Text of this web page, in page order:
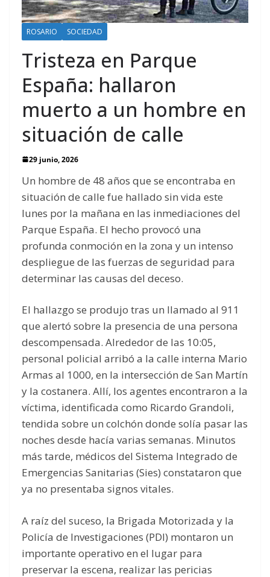
ROSARIO SOCIEDAD
Tristeza en Parque
España: hallaron
muerto a un hombre en
situación de calle
29 junio, 2026
Un hombre de 48 años que se encontraba en
situación de calle fue hallado sin vida este
lunes por la mañana en las inmediaciones del
Parque España. El hecho provocó una
profunda conmoción en la zona y un intenso
despliegue de las fuerzas de seguridad para
determinar las causas del deceso.
El hallazgo se produjo tras un llamado al 911
que alertó sobre la presencia de una persona
descompensada. Alrededor de las 10:05,
personal policial arribó a la calle interna Mario
Armas al 1000, en la intersección de San Martín
y la costanera. Allí, los agentes encontraron a la
víctima, identificada como Ricardo Grandoli,
tendida sobre un colchón donde solía pasar las
noches desde hacía varias semanas. Minutos
más tarde, médicos del Sistema Integrado de
Emergencias Sanitarias (Sies) constataron que
ya no presentaba signos vitales.
A raíz del suceso, la Brigada Motorizada y la
Policía de Investigaciones (PDI) montaron un
importante operativo en el lugar para
preservar la escena, realizar las pericias